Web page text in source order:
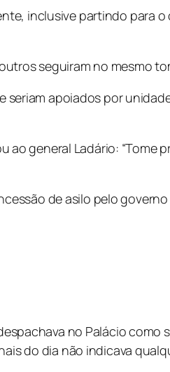
inclusive partindo para
seguiram no mesmo
apoiados por
general Ladário: “Tome
de asilo pelo
no Palácio como
do dia não indicava